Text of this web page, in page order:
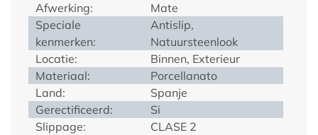
Afwerking:
Mate
Speciale
kenmerken:
Antislip,
Natuursteenlook
Locatie:
Binnen, Exterieur
Materiaal:
Porcellanato
Land:
Spanje
Gerectificeerd:
Si
Slippage:
CLASE 2